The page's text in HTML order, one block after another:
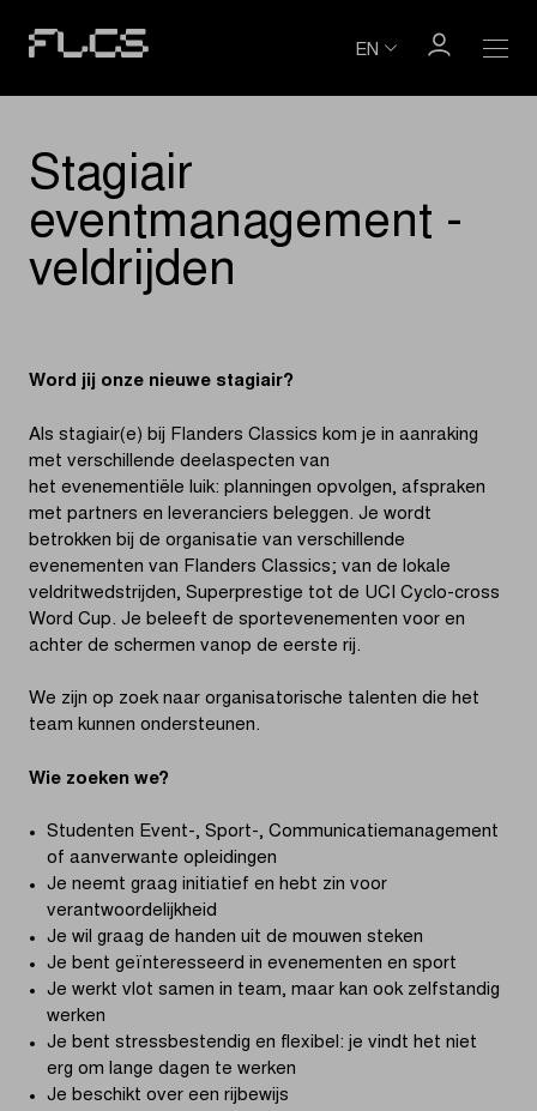
EN
Stagiair
eventmanagement -
veldrijden
Word jij onze nieuwe stagiair?
Als stagiair(e) bij Flanders Classics kom je in aanraking
met verschillende deelaspecten van
het evenementiële luik: planningen opvolgen, afspraken
met partners en leveranciers beleggen. Je wordt
betrokken bij de organisatie van verschillende
evenementen van Flanders Classics; van de lokale
veldritwedstrijden, Superprestige tot de UCI Cyclo-cross
Word Cup. Je beleeft de sportevenementen voor en
achter de schermen vanop de eerste rij.
We zijn op zoek naar organisatorische talenten die het
team kunnen ondersteunen.
Wie zoeken we?
Studenten Event-, Sport-, Communicatiemanagement
of aanverwante opleidingen
Je neemt graag initiatief en hebt zin voor
verantwoordelijkheid
Je wil graag de handen uit de mouwen steken
Je bent geïnteresseerd in evenementen en sport
Je werkt vlot samen in team, maar kan ook zelfstandig
werken
Je bent stressbestendig en flexibel: je vindt het niet
erg om lange dagen te werken
Je beschikt over een rijbewijs